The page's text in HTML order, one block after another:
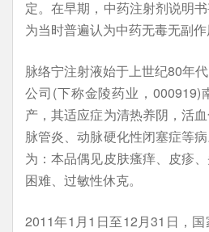
定。在早期，中药注射剂说明
为当时普遍认为中药无毒无副作
脉络宁注射液始于上世纪80年
公司(下称金陵药业，000919)
产，其适应症为清热养阴，活
脉管炎、动脉硬化性闭塞症等
为：本品偶见皮肤瘙痒、皮疹
困难、过敏性休克。
2011年1月1日至12月31日，